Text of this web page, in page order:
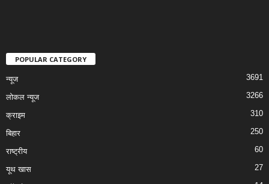
POPULAR CATEGORY
न्यूज 3691
लोकल न्यूज 3266
क्राइम 310
बिहार 250
राष्ट्रीय 60
यूथ खास 27